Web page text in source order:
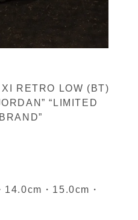
RETRO LOW (BT)
“LIMITED
・15.0cm・